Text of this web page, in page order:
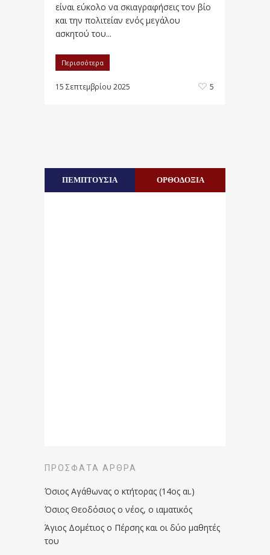
είναι εύκολο να σκιαγραφήσεις τον βίο
και την πολιτείαν ενός μεγάλου
ασκητού του...
Περισσότερα
15 Σεπτεμβρίου 2025 5
ΠΕΜΠΤΟΥΣΙΑ ΟΡΘΟΔΟΞΙΑ
ΠΡΌΣΦΑΤΑ ΆΡΘΡΑ
Όσιος Αγάθωνας ο κτήτορας (14ος αι.)
Όσιος Θεοδόσιος ο νέος, ο ιαματικός
Άγιος Δομέτιος ο Πέρσης και οι δύο μαθητές
του